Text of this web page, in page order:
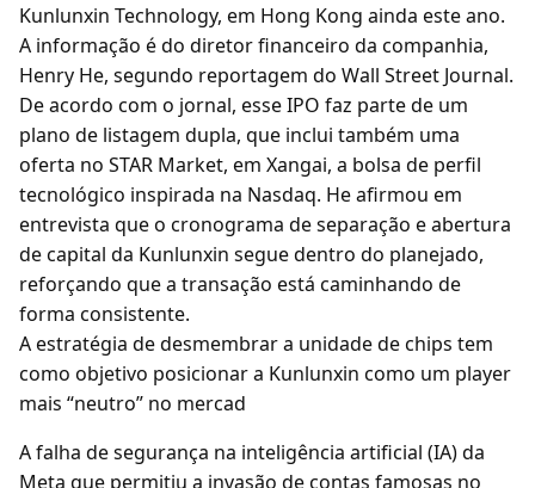
Kunlunxin Technology, em Hong Kong ainda este ano.
A informação é do diretor financeiro da companhia,
Henry He, segundo reportagem do Wall Street Journal.
De acordo com o jornal, esse IPO faz parte de um
plano de listagem dupla, que inclui também uma
oferta no STAR Market, em Xangai, a bolsa de perfil
tecnológico inspirada na Nasdaq. He afirmou em
entrevista que o cronograma de separação e abertura
de capital da Kunlunxin segue dentro do planejado,
reforçando que a transação está caminhando de
forma consistente.
A estratégia de desmembrar a unidade de chips tem
como objetivo posicionar a Kunlunxin como um player
mais “neutro” no mercad
A falha de segurança na inteligência artificial (IA) da
Meta que permitiu a invasão de contas famosas no